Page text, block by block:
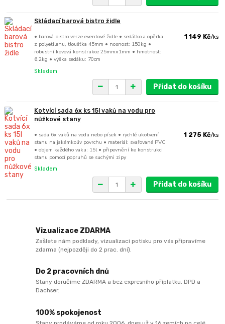
Skládací barová bistro židle
• barová bistro verze eventové židle • sedátko a opěrka
z polyetilenu, tloušťka 45mm • nosnost: 150kg •
robustní kovová konstrukce 25mmx1mm • hmotnost:
6,2kg • výška sedáku: 70cm
1 149 Kč/ks
Skladem
Přidat do košíku
Kotvící sada 6x ks 15l vaků na vodu pro
nůžkové stany
• sada 6x vaků na vodu nebo písek • rychlé ukotvení
stanu na jakémkoliv povrchu • materiál: svařované PVC
• objem každého vaku: 15l • připevnění ke konstrukci
stanu pomocí popruhů se suchými zipy
1 275 Kč/ks
Skladem
Přidat do košíku
Vizualizace ZDARMA
Zašlete nám podklady, vizualizaci potisku pro vás připravíme
zdarma (nejpozději do 2 prac. dní).
Do 2 pracovních dnů
Stany doručíme ZDARMA a bez expresního příplatku. DPD a
Dachser.
100% spokojenost